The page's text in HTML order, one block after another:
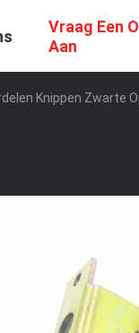
Vraag Een
Aan
Knippen Zwarte